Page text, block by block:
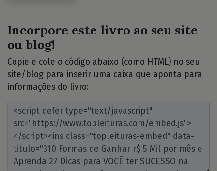
Incorpore este livro ao seu site
ou blog!
Copie e cole o código abaixo (como HTML) no seu
site/blog para inserir uma caixa que aponta para
informações do livro: